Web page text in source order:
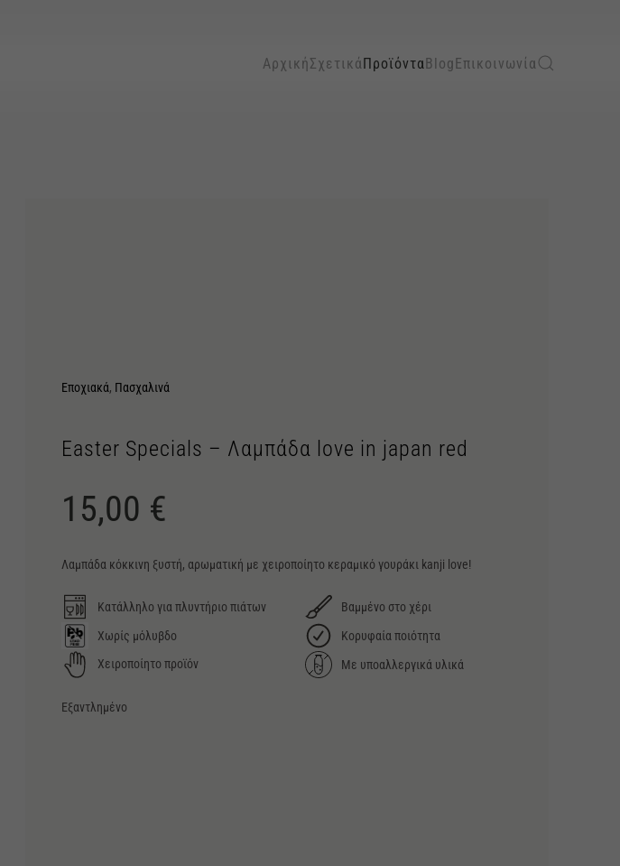
ΑρχικήΣχετικάΠροϊόνταBlogΕπικοινωνία
Εποχιακά, Πασχαλινά
Easter Specials – Λαμπάδα love in japan red
15,00 €
Λαμπάδα κόκκινη ξυστή, αρωματική με χειροποίητο κεραμικό γουράκι kanji love!
Κατάλληλο για πλυντήριο πιάτων
Χωρίς μόλυβδο
Χειροποίητο προϊόν
Βαμμένο στο χέρι
Κορυφαία ποιότητα
Με υποαλλεργικά υλικά
Εξαντλημένο